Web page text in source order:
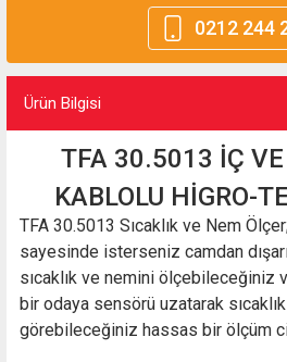
0212 244
Ürün Bilgisi
TFA 30.5013 İÇ
KABLOLU HİGRO-
TFA 30.5013 Sıcaklık ve Nem
sayesinde isterseniz camdan dışarı
sıcaklık ve nemini ölçebileceğiniz
bir odaya sensörü uzatarak
görebileceğiniz hassas bir ölçüm